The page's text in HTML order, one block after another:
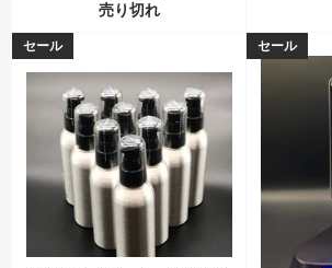
売り切れ
セール セール